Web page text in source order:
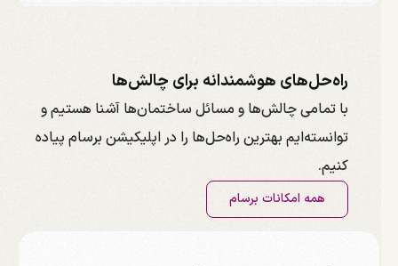
راه‌حل‌های هوشمندانه برای چالش‌ها
با تمامی چالش‌ها و مسائل ساختمان‌ها آشنا هستیم و
توانسته‌ایم بهترین راه‌حل‌ها را در اپلیکیشن برسام پیاده
کنیم.
همه امکانات برسام